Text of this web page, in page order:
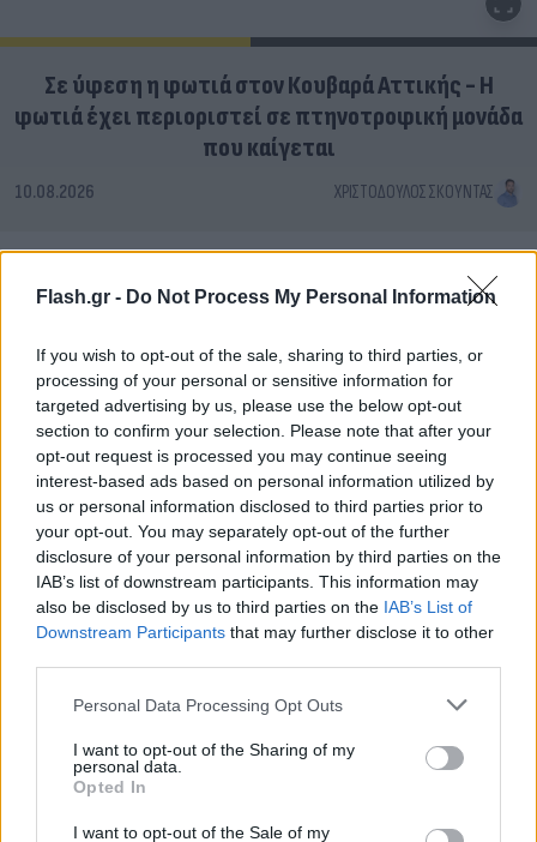
Flash.gr - Do Not Process My Personal Information
If you wish to opt-out of the sale, sharing to third parties, or
processing of your personal or sensitive information for
targeted advertising by us, please use the below opt-out
section to confirm your selection. Please note that after your
opt-out request is processed you may continue seeing
interest-based ads based on personal information utilized by
us or personal information disclosed to third parties prior to
your opt-out. You may separately opt-out of the further
disclosure of your personal information by third parties on the
IAB’s list of downstream participants. This information may
also be disclosed by us to third parties on the IAB’s List of
Downstream Participants that may further disclose it to other
Please note that this website/app uses one or more Google
not limited to your visit or usage behaviour. You may click to
grant or deny consent to Google and its third-party tags to
use your data for below specified purposes in below Google
consent section.
Personal Data Processing Opt Outs
I want to opt-out of the Sharing of my
personal data.
Opted In
I want to opt-out of the Sale of my
Σε ύφεση η φωτιά στον Κουβαρά Αττικής - Η
φωτιά έχει περιοριστεί σε πτηνοτροφική μονάδα
που καίγεται
10.08.2026 ΧΡΙΣΤΌΔΟΥΛΟΣ ΣΚΟΎΝΤΑΣ
Χανιά: Συγκλονιστικό βίντεο με ναυαγοσώστη να
σώζει γυναίκα δίνοντας μάχη με τα κύματα
10.08.2026 ΧΡΙΣΤΌΔΟΥΛΟΣ ΣΚΟΎΝΤΑΣ